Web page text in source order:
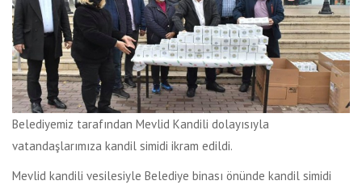
Belediyemiz tarafından Mevlid Kandili dolayısıyla
vatandaşlarımıza kandil simidi ikram edildi.
Mevlid kandili vesilesiyle Belediye binası önünde kandil simidi